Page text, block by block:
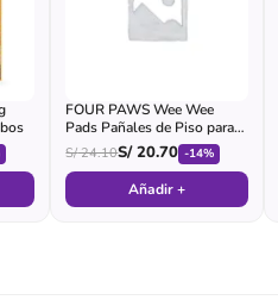
FOUR PAWS Wee Wee
Pads Pañales de Piso para
Perro
S/24.10S/20.70 -14%
Añadir +